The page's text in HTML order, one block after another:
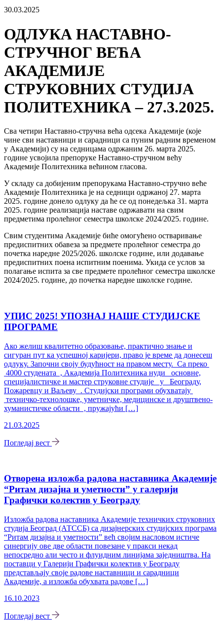
30.03.2025
ОДЛУКА НАСТАВНО-
СТРУЧНОГ ВЕЋА
АКАДЕМИЈЕ
СТРУКОВНИХ СТУДИЈА
ПОЛИТЕХНИКА – 27.3.2025.
Сва четири Наставно-стручна већа одсека Академије (које
чине сви наставници и сарадници са пуним радним временом
у Академији) су на седницама одржаним 26. марта 2025.
године усвојила препоруке Наставно-стручном већу
Академије Политехника већином гласова.
У складу са добијеним препорукама Наставно-стручно веће
Академије Политехника је на седници одржаној 27. марта
2025. године донело одлуку да ће се од понедељка 31. марта
2025. године реализација наставе одржавати на свим
предметима пролећног семестра школске 2024/2025. године.
Свим студентима Академије биће омогућено остваривање
предиспитних обавеза за предмете пролећног семестра до
почетка наредне 2025/2026. школске године, или додавање
предиспитних поена испитним поенима. Укида се услов за
полагање испита за све предмете пролећног семестра школске
2024/2025. године, до почетка наредне школске године.
УПИС 2025! УПОЗНАЈ НАШЕ СТУДИЈСКЕ
ПРОГРАМЕ
Ако желиш квалитетно образовање, практично знање и
сигуран пут ка успешној каријери, право је време да донесеш
одлуку. Започни своју будућност на правом месту. Са преко
4000 студената , Академија Политехника нуди основне,
специјалистичке и мастер струковне студије у Београду,
Пожаревцу и Ваљеву . Студијски програми обухватају
техничко-технолошке, уметничке, медицинске и друштвено-
хуманистичке области , пружајући […]
21.03.2025
Погледај вест
Отворена изложба радова наставника Академије
“Ритам дизајна и уметности” у галерији
Графички колектив у Београду
Изложба радова наставника Академије техничких струковних
студија Београд (АТССБ) са дизајнерских студијских програма
“Ритам дизајна и уметности” већ својим насловом истиче
синергију ове две области повезане у пракси некад
непосредно али често и флуидним линијама заједништва. На
поставци у Галерији Графички колектив у Београду
представљају своје радове наставници и сарадници
Академије, а изложба обухвата радове […]
16.10.2023
Погледај вест